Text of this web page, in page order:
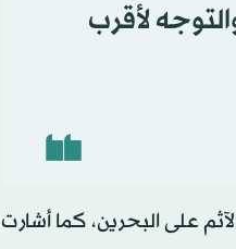
لأقرب
على البحرين، كما أشارت